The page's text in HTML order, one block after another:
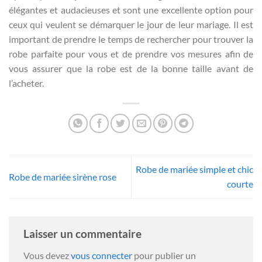
élégantes et audacieuses et sont une excellente option pour
ceux qui veulent se démarquer le jour de leur mariage. Il est
important de prendre le temps de rechercher pour trouver la
robe parfaite pour vous et de prendre vos mesures afin de
vous assurer que la robe est de la bonne taille avant de
l’acheter.
Robe de mariée sirène rose
Robe de mariée simple et chic
courte
Laisser un commentaire
Vous devezvous connecter pour publier un